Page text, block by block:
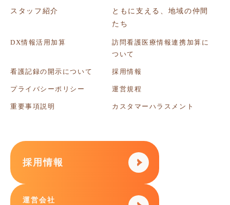
スタッフ紹介
ともに支える、地域の仲間
たち
DX情報活用加算
訪問看護医療情報連携加算に
ついて
看護記録の開示について 採用情報
プライバシーポリシー 運営規程
重要事項説明 カスタマーハラスメント
採用情報
運営会社